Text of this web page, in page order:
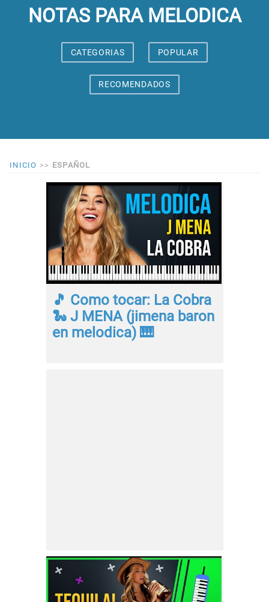
NOTAS PARA MELODICA
CATEGORIAS POPULAR
RECOMENDADOS
INICIO >> ESPAÑOL
🎵 Como tocar: La Cobra
🐍 J MENA (jimena baron
en melodica) 🎹